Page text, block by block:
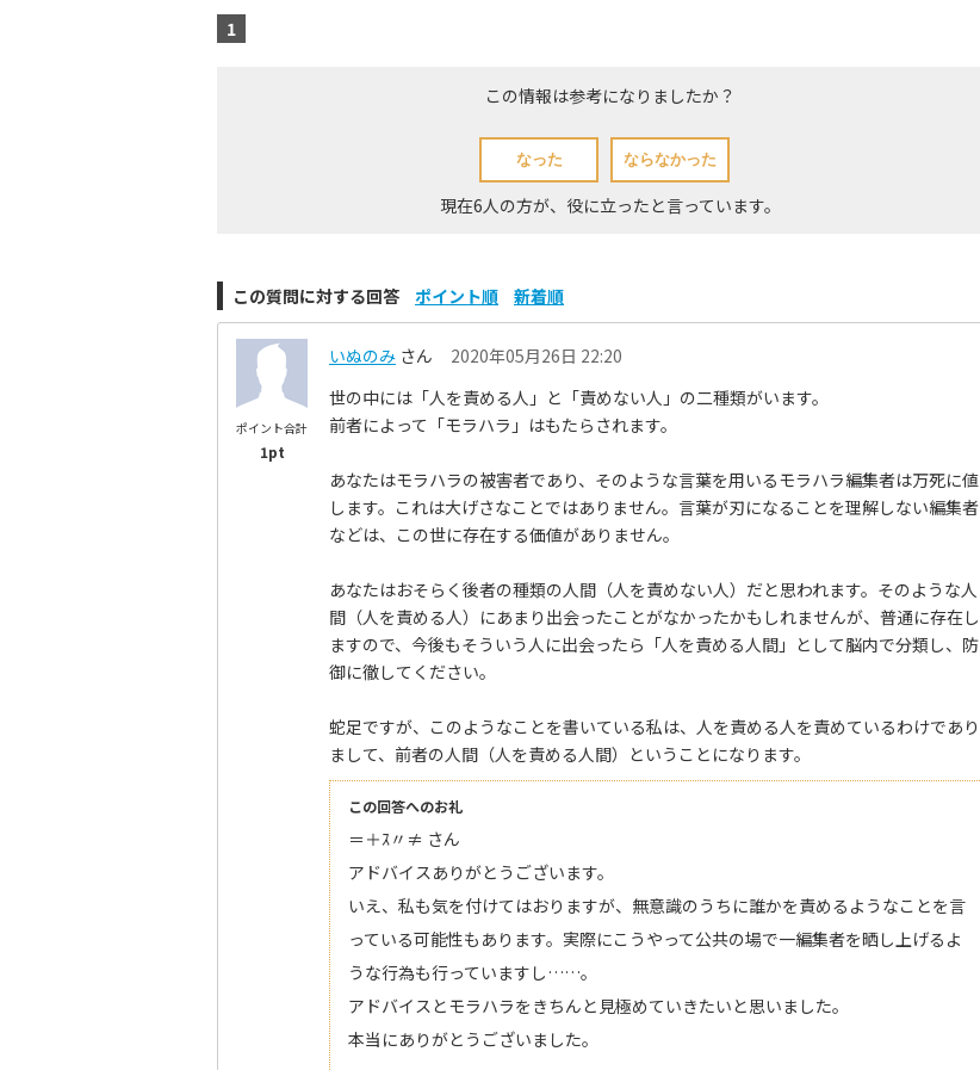
1
この情報は参考になりましたか？
現在6人の方が、役に立ったと言っています。
この質問に対する回答 ポイント順 新着順
ポイント合計
1pt
いぬのみ さん
2020年05月26日 22:20
世の中には「人を責める人」と「責めない人」の二種類がいます。
前者によって「モラハラ」はもたらされます。
あなたはモラハラの被害者であり、そのような言葉を用いるモラハラ編集者は万死に値
します。これは大げさなことではありません。言葉が刃になることを理解しない編集者
などは、この世に存在する価値がありません。
あなたはおそらく後者の種類の人間（人を責めない人）だと思われます。そのような人
間（人を責める人）にあまり出会ったことがなかったかもしれませんが、普通に存在し
ますので、今後もそういう人に出会ったら「人を責める人間」として脳内で分類し、防
御に徹してください。
蛇足ですが、このようなことを書いている私は、人を責める人を責めているわけであり
まして、前者の人間（人を責める人間）ということになります。
この回答へのお礼
＝＋ｽ〃≠ さん
アドバイスありがとうございます。
いえ、私も気を付けてはおりますが、無意識のうちに誰かを責めるようなことを言
っている可能性もあります。実際にこうやって公共の場で一編集者を晒し上げるよ
うな行為も行っていますし……。
アドバイスとモラハラをきちんと見極めていきたいと思いました。
本当にありがとうございました。